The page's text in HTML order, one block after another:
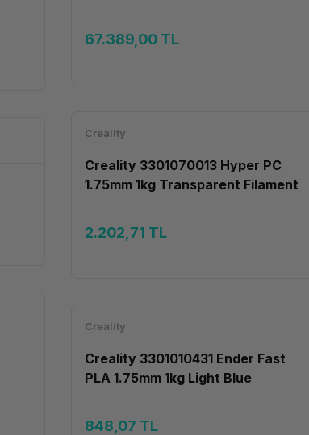
67.389,00 TL
Creality
Creality 3301070013 Hyper PC
1.75mm 1kg Transparent Filament
2.202,71 TL
Creality
Creality 3301010431 Ender Fast
PLA 1.75mm 1kg Light Blue
848,07 TL